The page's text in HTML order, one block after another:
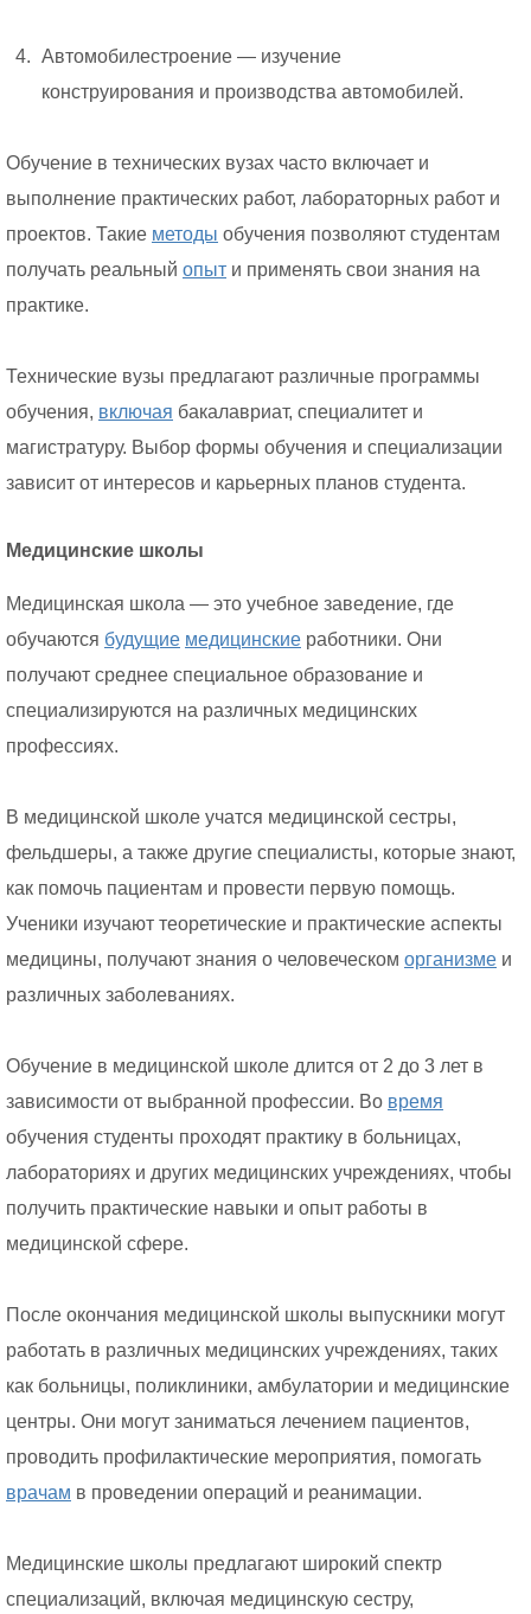
Автомобилестроение — изучение
конструирования и производства автомобилей.
Обучение в технических вузах часто включает и
выполнение практических работ, лабораторных работ и
проектов. Такие методы обучения позволяют студентам
получать реальный опыт и применять свои знания на
практике.
Технические вузы предлагают различные программы
обучения, включая бакалавриат, специалитет и
магистратуру. Выбор формы обучения и специализации
зависит от интересов и карьерных планов студента.
Медицинские школы
Медицинская школа — это учебное заведение, где
обучаются будущие медицинские работники. Они
получают среднее специальное образование и
специализируются на различных медицинских
профессиях.
В медицинской школе учатся медицинской сестры,
фельдшеры, а также другие специалисты, которые знают,
как помочь пациентам и провести первую помощь.
Ученики изучают теоретические и практические аспекты
медицины, получают знания о человеческом организме и
различных заболеваниях.
Обучение в медицинской школе длится от 2 до 3 лет в
зависимости от выбранной профессии. Во время
обучения студенты проходят практику в больницах,
лабораториях и других медицинских учреждениях, чтобы
получить практические навыки и опыт работы в
медицинской сфере.
После окончания медицинской школы выпускники могут
работать в различных медицинских учреждениях, таких
как больницы, поликлиники, амбулатории и медицинские
центры. Они могут заниматься лечением пациентов,
проводить профилактические мероприятия, помогать
врачам в проведении операций и реанимации.
Медицинские школы предлагают широкий спектр
специализаций, включая медицинскую сестру,